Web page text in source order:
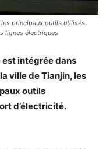
principaux outils utilisés
lignes électriques
est intégrée dans
ville de Tianjin, les
outils
d’électricité.